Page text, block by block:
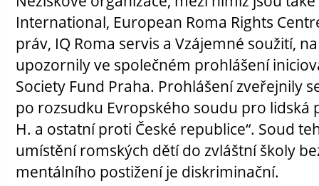
International, European Roma Rights
práv, IQ Roma servis a Vzájemné soužití,
upozornily ve společném prohlášení
Society Fund Praha. Prohlášení zveřejnily
po rozsudku Evropského soudu pro lidská
H. a ostatní proti České republice“. Soud
umístění romských dětí do zvláštní školy
mentálního postižení je diskriminační.